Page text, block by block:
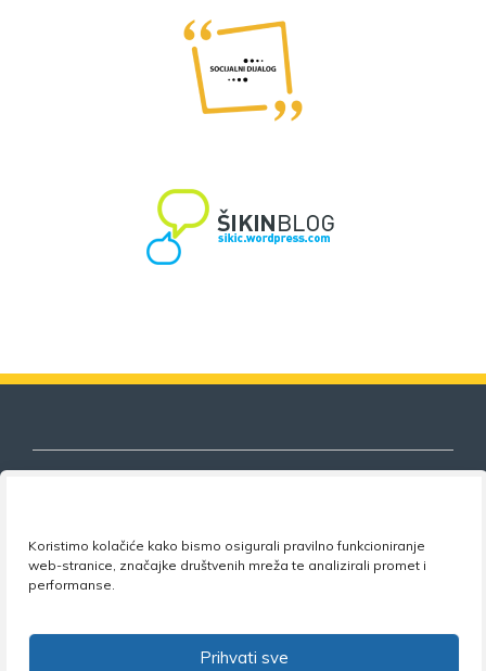
Koristimo kolačiće kako bismo osigurali pravilno funkcioniranje
web-stranice, značajke društvenih mreža te analizirali promet i
performanse.
Prihvati sve
Nezavisni sindikat znanosti i visokog
obrazovanja